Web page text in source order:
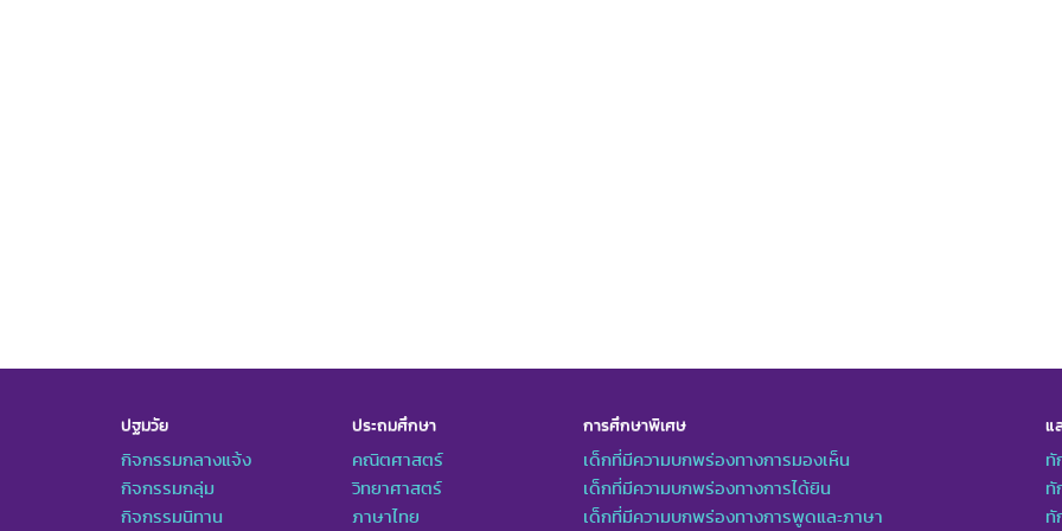
ปฐมวัย
กิจกรรมกลางแจ้ง
กิจกรรมกลุ่ม
กิจกรรมนิทาน
ประถมศึกษา
คณิตศาสตร์
วิทยาศาสตร์
ภาษาไทย
การศึกษาพิเศษ
เด็กที่มีความบกพร่องทางการมองเห็น
เด็กที่มีความบกพร่องทางการได้ยิน
เด็กที่มีความบกพร่องทางการพูดและภาษา
แ
ทั
ทั
ทั